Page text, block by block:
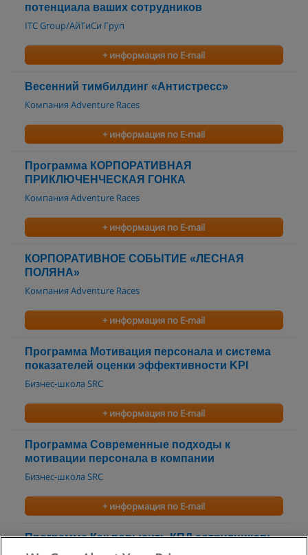
потенциала ваших сотрудников
ITC Group/АйТиСи Груп
+ информация по E-mail
Весенний тимбилдинг «Антистресс»
Компания Adventure Races
+ информация по E-mail
Программа КОРПОРАТИВНАЯ
ПРИКЛЮЧЕНЧЕСКАЯ ГОНКА
Компания Adventure Races
+ информация по E-mail
КОРПОРАТИВНОЕ СОБЫТИЕ «ЛЕСНАЯ
ПОЛЯНА»
Компания Adventure Races
+ информация по E-mail
Программа Мотивация персонала и система
показателей оценки эффективности KPI
Бизнес-школа SRC
+ информация по E-mail
Программа Современные подходы к
мотивации персонала в компании
Бизнес-школа SRC
+ информация по E-mail
Программа Как повысить КПД сотрудников:
инструменты мотивации и стимулирования